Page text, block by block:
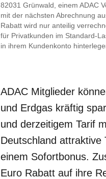
82031 Grünwald, einem ADAC
mit der nächsten Abrechnung
Rabatt wird nur anteilig
für Privatkunden im Standard-
in ihrem Kundenkonto
ADAC Mitglieder
und Erdgas kräftig
und derzeitigem Tarif
Deutschland attraktive
einem Sofortbonus.
Euro Rabatt auf ihre